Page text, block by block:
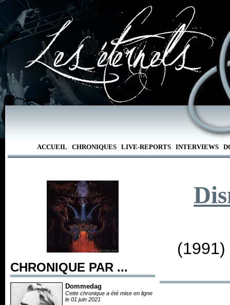
ACCUEIL CHRONIQUES LIVE-REPORTS INTERVIEWS
CHRONIQUE PAR ...
Dommedag
Cette chronique a été mise en ligne
le 01 juin 2021